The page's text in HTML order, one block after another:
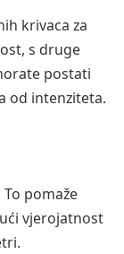
krivaca za
s druge
postati
od intenziteta.
To pomaže
vjerojatnost